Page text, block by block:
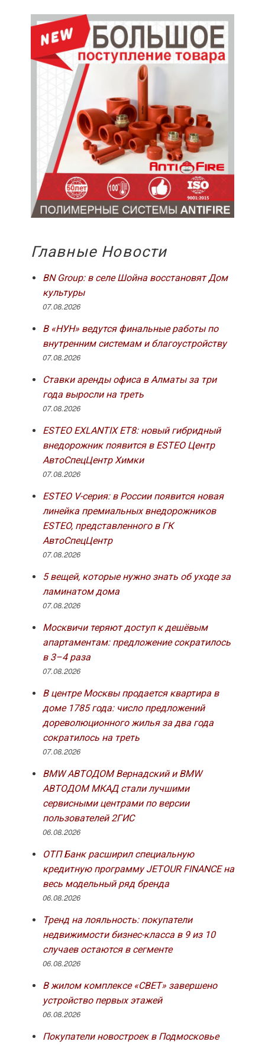
Главные Новости
BN Group: в селе Шойна восстановят Дом
культуры
07.08.2026
В «НУН» ведутся финальные работы по
внутренним системам и благоустройству
07.08.2026
Ставки аренды офиса в Алматы за три
года выросли на треть
07.08.2026
ESTEO EXLANTIX ET8: новый гибридный
внедорожник появится в ESTEO Центр
АвтоСпецЦентр Химки
07.08.2026
ESTEO V-серия: в России появится новая
линейка премиальных внедорожников
ESTEO, представленного в ГК
АвтоСпецЦентр
07.08.2026
5 вещей, которые нужно знать об уходе за
ламинатом дома
07.08.2026
Москвичи теряют доступ к дешёвым
апартаментам: предложение сократилось
в 3–4 раза
07.08.2026
В центре Москвы продается квартира в
доме 1785 года: число предложений
дореволюционного жилья за два года
сократилось на треть
07.08.2026
BMW АВТОДОМ Вернадский и BMW
АВТОДОМ МКАД стали лучшими
сервисными центрами по версии
пользователей 2ГИС
06.08.2026
ОТП Банк расширил специальную
кредитную программу JETOUR FINANCE на
весь модельный ряд бренда
06.08.2026
Тренд на лояльность: покупатели
недвижимости бизнес-класса в 9 из 10
случаев остаются в сегменте
06.08.2026
В жилом комплексе «СВЕТ» завершено
устройство первых этажей
06.08.2026
Покупатели новостроек в Подмосковье